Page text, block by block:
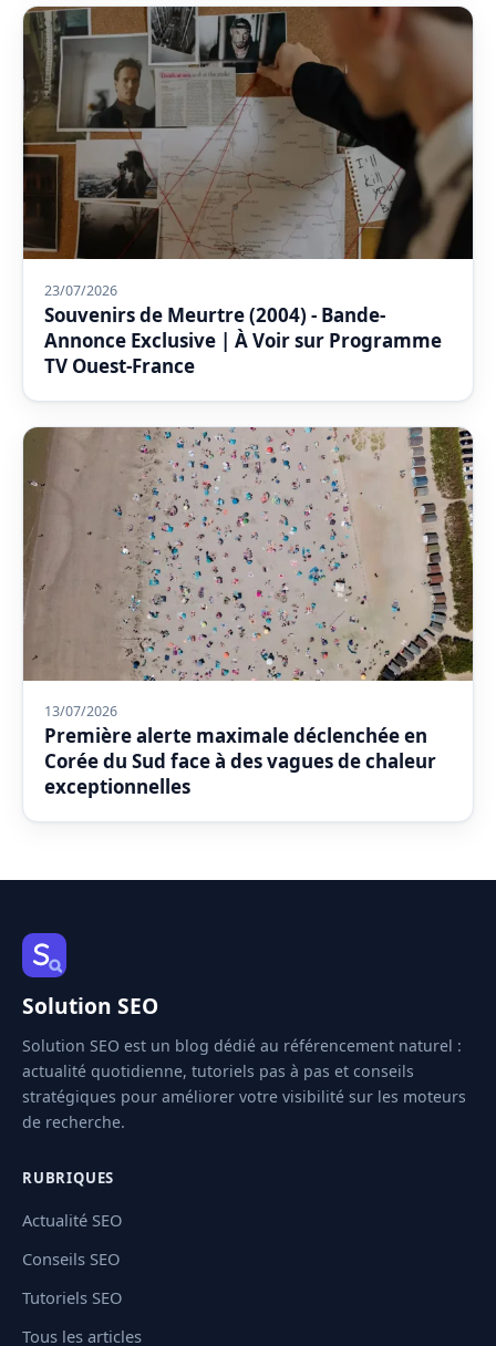
23/07/2026
Souvenirs de Meurtre (2004) - Bande-
Annonce Exclusive | À Voir sur Programme
TV Ouest-France
13/07/2026
Première alerte maximale déclenchée en
Corée du Sud face à des vagues de chaleur
exceptionnelles
Solution SEO
Solution SEO est un blog dédié au référencement naturel :
actualité quotidienne, tutoriels pas à pas et conseils
stratégiques pour améliorer votre visibilité sur les moteurs
de recherche.
RUBRIQUES
Actualité SEO
Conseils SEO
Tutoriels SEO
Tous les articles